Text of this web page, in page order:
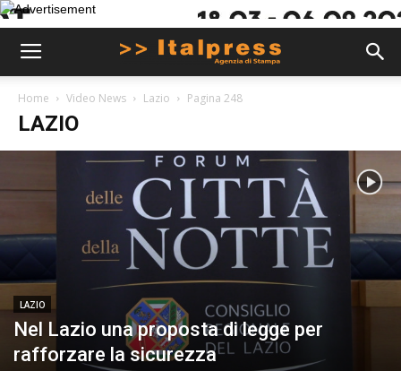
Home Video News Lazio Pagina 248
LAZIO
LAZIO
Nel Lazio una proposta di legge per
rafforzare la sicurezza